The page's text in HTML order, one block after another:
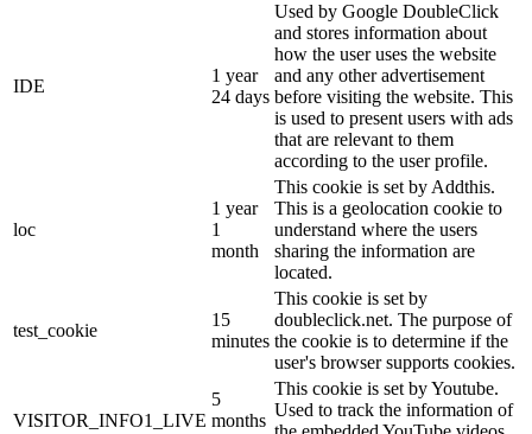
IDE
1 year
24 days
Used by Google DoubleClick
and stores information about
how the user uses the website
and any other advertisement
before visiting the website. This
is used to present users with ads
that are relevant to them
according to the user profile.
loc
1 year
1
month
This cookie is set by Addthis.
This is a geolocation cookie to
understand where the users
sharing the information are
located.
test_cookie
15
minutes
This cookie is set by
doubleclick.net. The purpose of
the cookie is to determine if the
user's browser supports cookies.
VISITOR_INFO1_LIVE
5
months
This cookie is set by Youtube.
Used to track the information of